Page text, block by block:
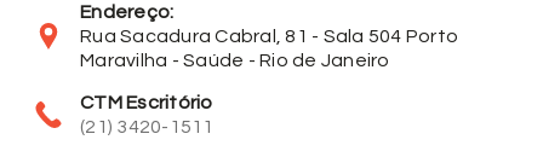
Endereço:
Rua Sacadura Cabral, 81 - Sala 504 Porto
Maravilha - Saúde - Rio de Janeiro
CTM Escritório
(21) 3420-1511